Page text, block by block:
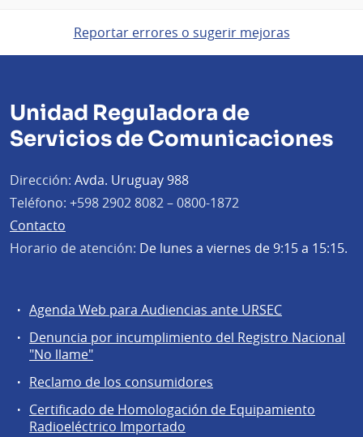
Reportar errores o sugerir mejoras
Unidad Reguladora de
Servicios de Comunicaciones
Dirección: Avda. Uruguay 988
Teléfono: +598 2902 8082 – 0800-1872
Contacto
Horario de atención: De lunes a viernes de 9:15 a 15:15.
Servicios
comunidad
Agenda Web para Audiencias ante URSEC
Denuncia por incumplimiento del Registro Nacional
"No llame"
Reclamo de los consumidores
Certificado de Homologación de Equipamiento
Radioeléctrico Importado